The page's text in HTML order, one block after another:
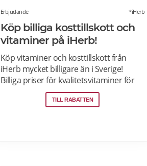
Erbjudande *iHerb
Köp billiga kosttillskott och
vitaminer på iHerb!
Köp vitaminer och kosttillskott från
iHerb mycket billigare än i Sverige!
Billiga priser för kvalitetsvitaminer för
seniorer, kolloidalt silver, lions mane,
Ashwagandha, NAD+, lutein,
TILL RABATTEN